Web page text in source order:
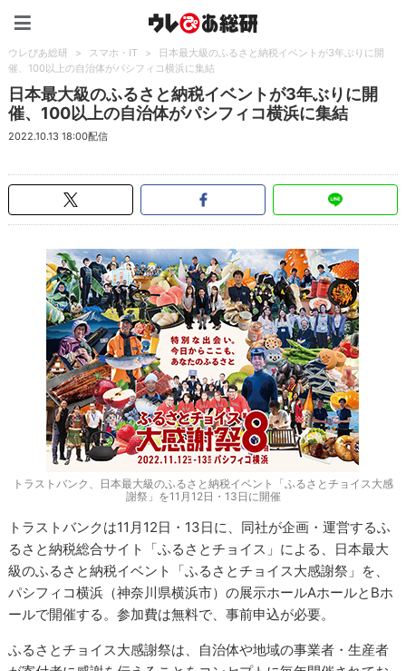
ウレぴあ総研 > スマホ・IT >
日本最大級のふるさと納税イベントが3年ぶりに開
催、100以上の自治体がパシフィコ横浜に集結
日本最大級のふるさと納税イベントが3年ぶりに開
催、100以上の自治体がパシフィコ横浜に集結
2022.10.13 18:00配信
トラストバンク、日本最大級のふるさと納税イベント「ふるさとチョイス大感
謝祭」を11月12日・13日に開催
トラストバンクは11月12日・13日に、同社が企画・運営するふ
るさと納税総合サイト「ふるさとチョイス」による、日本最大
級のふるさと納税イベント「ふるさとチョイス大感謝祭」を、
パシフィコ横浜（神奈川県横浜市）の展示ホールAホールとBホ
ールで開催する。参加費は無料で、事前申込が必要。
ふるさとチョイス大感謝祭は、自治体や地域の事業者・生産者